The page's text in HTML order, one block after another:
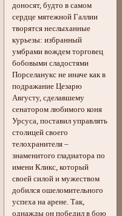
доносят, будто в самом
сердце мятежной Галлии
творятся неслыханные
курьезы: избранный
умбрами вождем торговец
бобовыми сладостями
Порселанукс не иначе как в
подражание Цезарю
Августу, сделавшему
сенатором любимого коня
Урсуса, поставил управлять
столицей своего
телохранителя –
знаменитого гладиатора по
имени Кликс, который
своей силой и мужеством
добился ошеломительного
успеха на арене. Так,
однажды он победил в бою